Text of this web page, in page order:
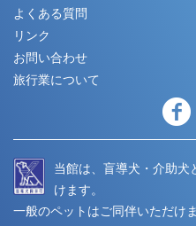
よくある質問
リンク
お問い合わせ
旅行業について
当館は、盲導犬・介助犬
けます。
一般のペットはご同伴いただけま